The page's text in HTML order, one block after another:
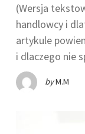
(Wersja
handlowcy i
artykule
i dlaczego nie
byM.M